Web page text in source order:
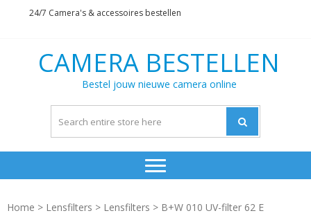
24/7 Camera's & accessoires bestellen
CAMERA BESTELLEN
Bestel jouw nieuwe camera online
Home > Lensfilters > Lensfilters > B+W 010 UV-filter 62 E